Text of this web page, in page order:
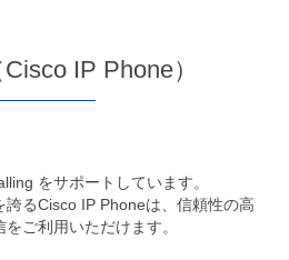
IP Phone）
をサポートしています。
るCisco IP Phoneは、信頼性の高
ご利用いただけます。